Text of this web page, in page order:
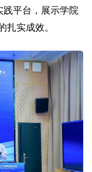
践平台，展示学院
扎实成效。